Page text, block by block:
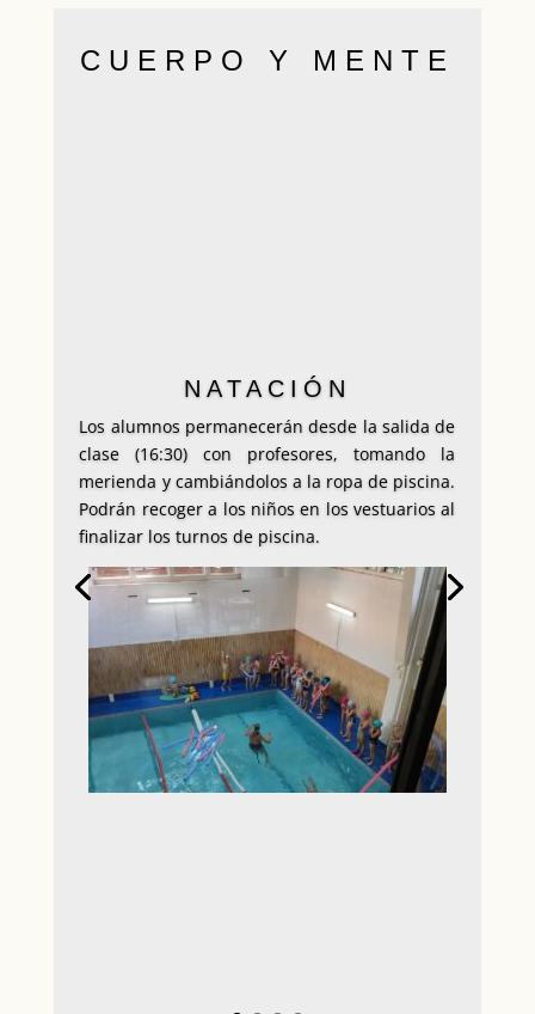
CUERPO Y MENTE
NATACIÓN
Los alumnos permanecerán desde la salida de
clase (16:30) con profesores, tomando la
merienda y cambiándolos a la ropa de piscina.
Podrán recoger a los niños en los vestuarios al
finalizar los turnos de piscina.